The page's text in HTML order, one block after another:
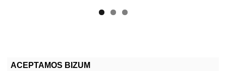
ACEPTAMOS BIZUM